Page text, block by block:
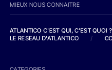
MIEUX NOUS CONNAITRE
ATLANTICO C'EST QUI, C'EST QUOI ?
LE RESEAU D'ATLANTICO
/